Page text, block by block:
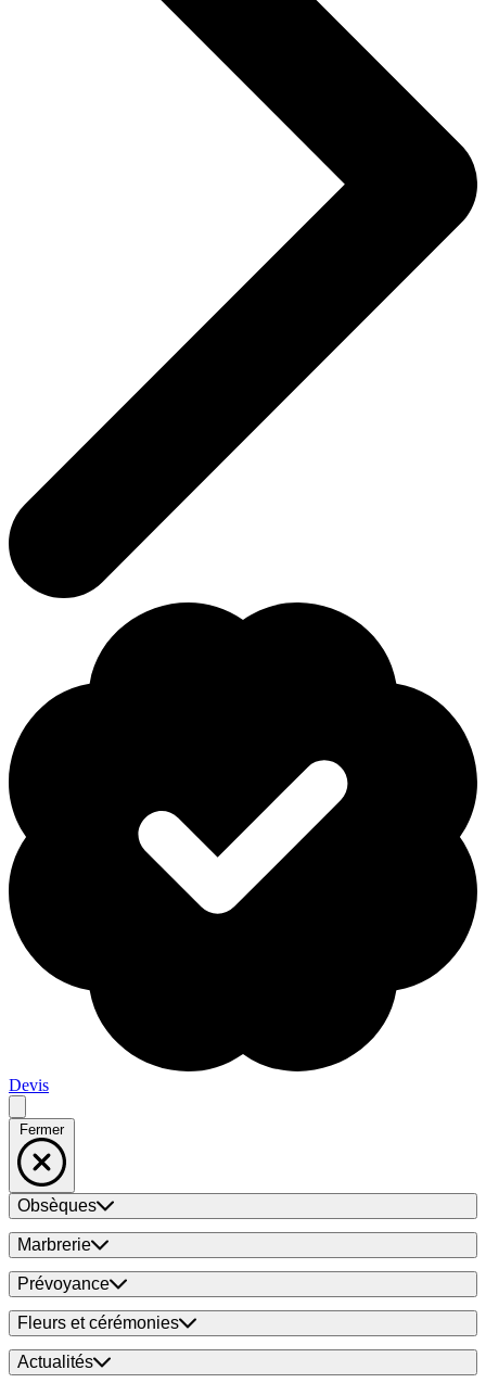
Devis
Fermer
Obsèques
Marbrerie
Prévoyance
Fleurs et cérémonies
Actualités